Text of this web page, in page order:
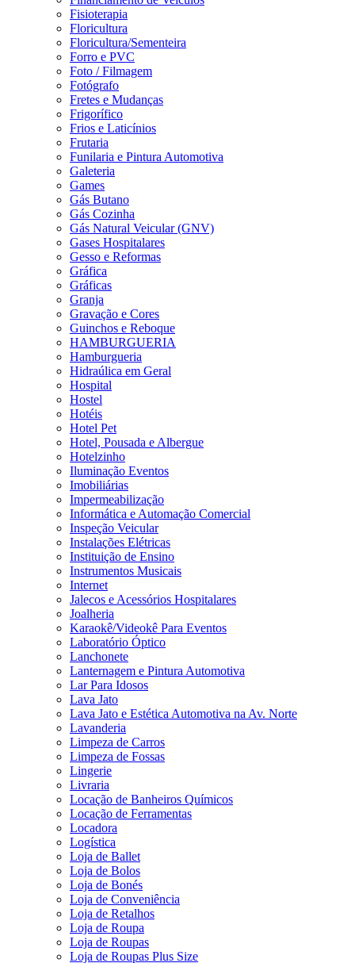
Fisioterapia
Floricultura
Floricultura/Sementeira
Forro e PVC
Foto / Filmagem
Fotógrafo
Fretes e Mudanças
Frigorífico
Frios e Laticínios
Frutaria
Funilaria e Pintura Automotiva
Galeteria
Games
Gás Butano
Gás Cozinha
Gás Natural Veicular (GNV)
Gases Hospitalares
Gesso e Reformas
Gráfica
Gráficas
Granja
Gravação e Cores
Guinchos e Reboque
HAMBURGUERIA
Hamburgueria
Hidraúlica em Geral
Hospital
Hostel
Hotéis
Hotel Pet
Hotel, Pousada e Albergue
Hotelzinho
Iluminação Eventos
Imobiliárias
Impermeabilização
Informática e Automação Comercial
Inspeção Veicular
Instalações Elétricas
Instituição de Ensino
Instrumentos Musicais
Internet
Jalecos e Acessórios Hospitalares
Joalheria
Karaokê/Videokê Para Eventos
Laboratório Óptico
Lanchonete
Lanternagem e Pintura Automotiva
Lar Para Idosos
Lava Jato
Lava Jato e Estética Automotiva na Av. Norte
Lavanderia
Limpeza de Carros
Limpeza de Fossas
Lingerie
Livraria
Locação de Banheiros Químicos
Locação de Ferramentas
Locadora
Logística
Loja de Ballet
Loja de Bolos
Loja de Bonés
Loja de Conveniência
Loja de Retalhos
Loja de Roupa
Loja de Roupas
Loja de Roupas Plus Size